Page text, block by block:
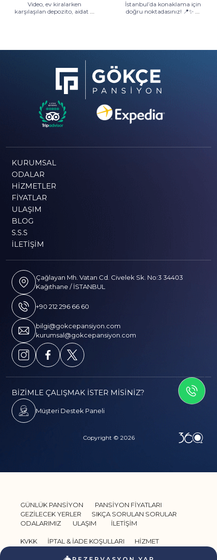
İLETİSİME GEÇİN
Video, ev kiralarken
karşılaşılan depozito, aidat ...
İstanbul’da konaklama için
doğru noktadasınız! 📍✨ ...
KURUMSAL
ODALAR
HIZMETLER
FIYATLAR
ULAŞIM
BLOG
S.S.S
İLETIŞIM
Çağlayan Mh. Vatan Cd. Civelek Sk. No:3 34403
Kağıthane / İSTANBUL
+90 212 296 66 60
bilgi@gokcepansiyon.com
kurumsal@gokcepansiyon.com
Müşteri Destek Paneli
BİZİMLE ÇALIŞMAK İSTER MİSİNİZ?
Copyright © 2026
GÜNLÜK PANSİYON
PANSİYON FİYATLARI
GEZİLECEK YERLER
SIKÇA SORULAN SORULAR
ODALARIMIZ
ULAŞIM İLETİŞİM
KVKK İPTAL & İADE KOŞULLARI
HİZMET